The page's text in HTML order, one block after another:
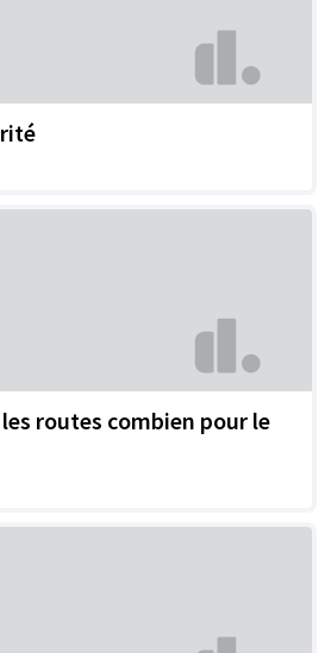
routes combien pour le